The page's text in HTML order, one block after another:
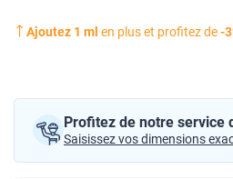
Ajoutez 1 ml en plus et profitez de-3
Profitez de notre service
Saisissez vos dimensions